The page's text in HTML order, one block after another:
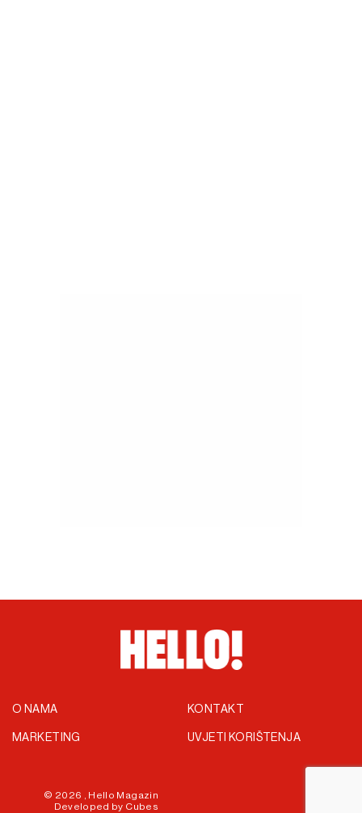
O NAMA
MARKETING
KONTAKT
UVJETI KORIŠTENJA
© 2026 , Hello Magazin
Developed by Cubes